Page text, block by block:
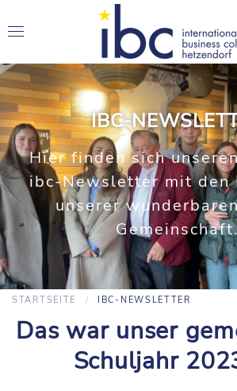
IBC-
Hier finden sich
ibc-Newsletter mit den
unserer
STARTSEITE IBC-NEWSLETTER
Das war unser
Schuljahr